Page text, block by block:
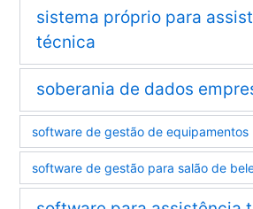
sistema próprio para
técnica
soberania de dados
software de gestão de equipamentos
software de gestão para salão de